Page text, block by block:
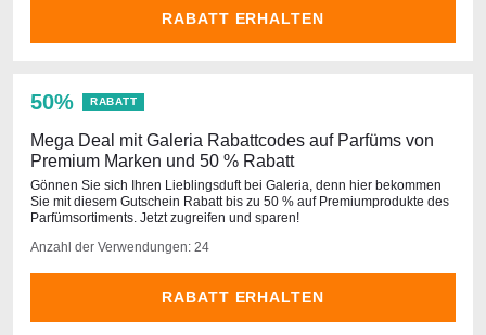
RABATT ERHALTEN
50% RABATT
Mega Deal mit Galeria Rabattcodes auf Parfüms von
Premium Marken und 50 % Rabatt
Gönnen Sie sich Ihren Lieblingsduft bei Galeria, denn hier bekommen
Sie mit diesem Gutschein Rabatt bis zu 50 % auf Premiumprodukte des
Parfümsortiments. Jetzt zugreifen und sparen!
Anzahl der Verwendungen: 24
RABATT ERHALTEN